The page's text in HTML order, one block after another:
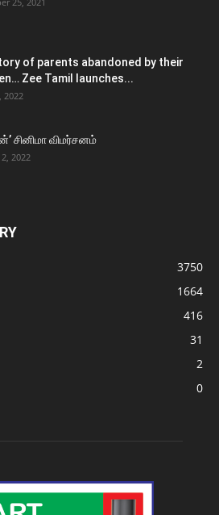
of parents abandoned by their
Zee Tamil launches...
2022
சினிமா விமர்சனம்
2022
3750
1664
416
31
2
0